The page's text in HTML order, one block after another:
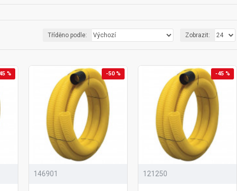
Tříděno podle: Zobrazit:
% -50 %
146901
-45 %
121250